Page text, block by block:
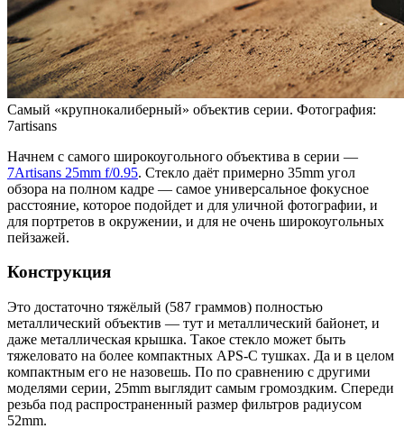
Самый «крупнокалиберный» объектив серии. Фотография:
7artisans
Начнем с самого широкоугольного объектива в серии —
7Artisans 25mm f/0.95. Стекло даёт примерно 35mm угол
обзора на полном кадре — самое универсальное фокусное
расстояние, которое подойдет и для уличной фотографии, и
для портретов в окружении, и для не очень широкоугольных
пейзажей.
Конструкция
Это достаточно тяжёлый (587 граммов) полностью
металлический объектив — тут и металлический байонет, и
даже металлическая крышка. Такое стекло может быть
тяжеловато на более компактных APS-C тушках. Да и в целом
компактным его не назовешь. По по сравнению с другими
моделями серии, 25mm выглядит самым громоздким. Спереди
резьба под распространенный размер фильтров радиусом
52mm.